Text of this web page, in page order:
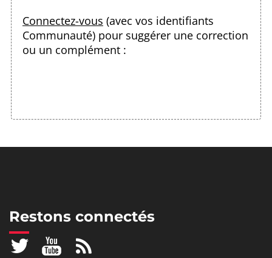
Connectez-vous (avec vos identifiants
Communauté) pour suggérer une correction
ou un complément :
Restons connectés